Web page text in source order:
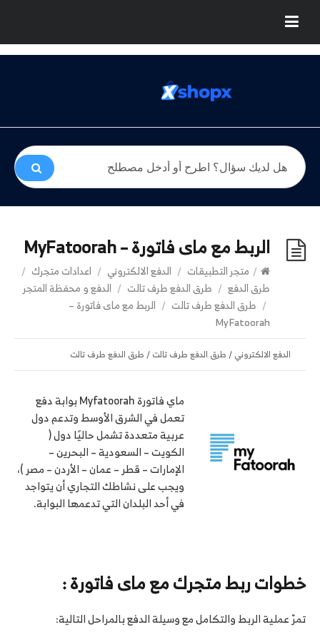
الربط مع ماى فاتورة – MyFatoorah
/ متجر التطبيقات / الدفع الالكتروني / اعدادات متجرك /
طرق الدفع / طرق الدفع طرف تالت / الدفع و محفظة المتجر
/ طرق الدفع طرف تالت / الربط مع ماى فاتورة –
MyFatoorah
الدفع الالكتروني/طرق الدفع طرف تالت/طرق الدفع طرف تالت
ماي فاتورة Myfatoorah بوابة دفع
تعمل في الشرق الأوسط وتدعم دول
عربية متعددة تشمل حاليًا دول (
الكويت – السعودية – البحرين –
الإمارات – قطر – عمان – الأردن – مصر )،
ويجب على نشاطك التجاري أن يتواجد
في أحد البلدان التي تدعمها البوابة.
خطوات ربط متجرك مع ماى فاتورة :
تمرّ عملية الربط والتكامل مع وسيلة الدفع بالمراحل التالية: